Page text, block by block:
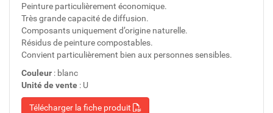
Peinture particulièrement économique.
Très grande capacité de diffusion.
Composants uniquement d’origine naturelle.
Résidus de peinture compostables.
Convient particulièrement bien aux personnes sensibles.
Couleur : blanc
Unité de vente : U
Télécharger la fiche produit